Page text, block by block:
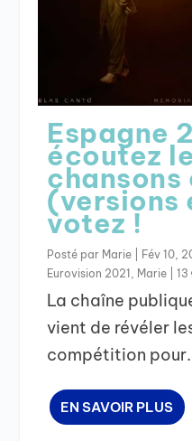
Espagne
écoutez
chansons
(versions
votez !
Posté par Marie Fév 10,
Eurovision 2021 , Marie |13
La chaîne
vient de révéler
compétition
EN SAVOIR PLUS